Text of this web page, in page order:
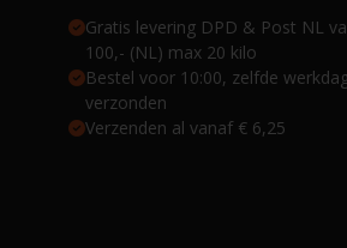
Gratis levering DPD & Post NL
100,- (NL) max 20 kilo
Bestel voor 10:00, zelfde
verzonden
Verzenden al vanaf € 6,25